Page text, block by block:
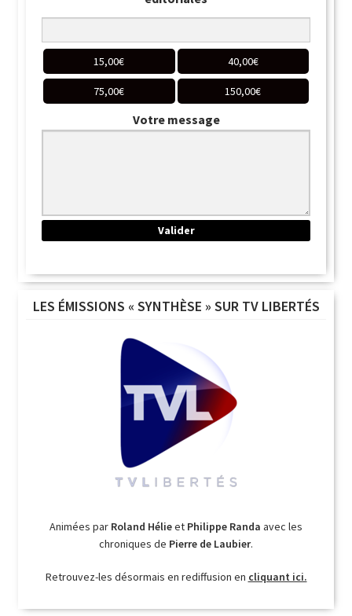
15,00€ 40,00€
75,00€ 150,00€
Votre message
LES ÉMISSIONS « SYNTHÈSE » SUR TV LIBERTÉS
Animées par Roland Hélieet Philippe Randa avec les
chroniques de Pierre de Laubier.
Retrouvez-les désormais en rediffusion en cliquant ici.